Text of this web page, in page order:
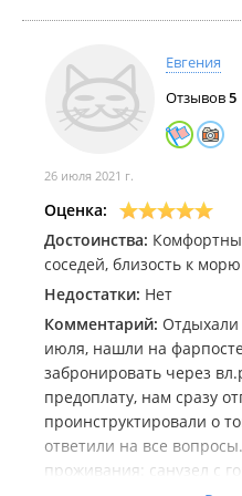
Евгения
Отзывов5
26 июля 2021 г.
Оценка:
Достоинства:
соседей, близость к морю
Недостатки: Нет
Комментарий: Отдыхали
июля, нашли на
забронировать через
предоплату, нам сразу
проинструктировали о
ответили на все
проживания: санузел с